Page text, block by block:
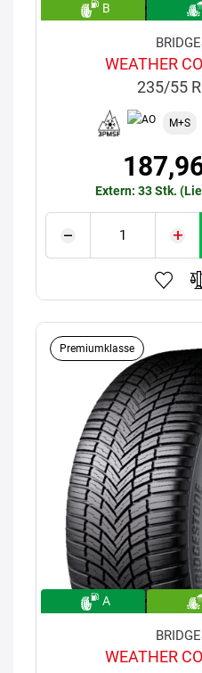
B
WEATHER
235/55
M+S
Extern: 33 Stk.
Premiumklasse
A
WEATHER